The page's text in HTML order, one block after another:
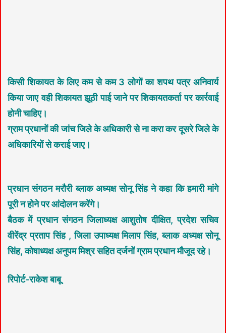
किसी शिकायत के लिए कम से कम 3 लोगों का शपथ पत्र अनिवार्य
किया जाए वही शिकायत झूठी पाई जाने पर शिकायतकर्ता पर कार्रवाई
होनी चाहिए।
ग्राम प्रधानों की जांच जिले के अधिकारी से ना करा कर दूसरे जिले के
अधिकारियों से कराई जाए।
प्रधान संगठन मरौरी ब्लाक अध्यक्ष सोनू सिंह ने कहा कि हमारी मांगे
पूरी न होने पर आंदोलन करेंगे।
बैठक में प्रधान संगठन जिलाध्यक्ष आशुतोष दीक्षित, प्रदेश सचिव
वीरेंद्र प्रताप सिंह , जिला उपाध्यक्ष मिलाप सिंह, ब्लाक अध्यक्ष सोनू
सिंह, कोषाध्यक्ष अनुपम मिश्र सहित दर्जनों ग्राम प्रधान मौजूद रहे।
रिपोर्ट-राकेश बाबू